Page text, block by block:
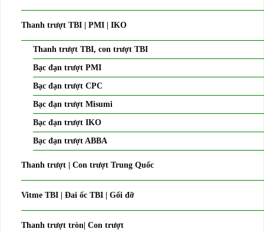
Thanh trượt TBI | PMI | IKO
Thanh trượt TBI, con trượt TBI
Bạc đạn trượt PMI
Bạc đạn trượt CPC
Bạc đạn trượt Misumi
Bạc đạn trượt IKO
Bạc đạn trượt ABBA
Thanh trượt | Con trượt Trung Quốc
Vitme TBI | Đai ốc TBI | Gối đỡ
Thanh trượt tròn| Con trượt